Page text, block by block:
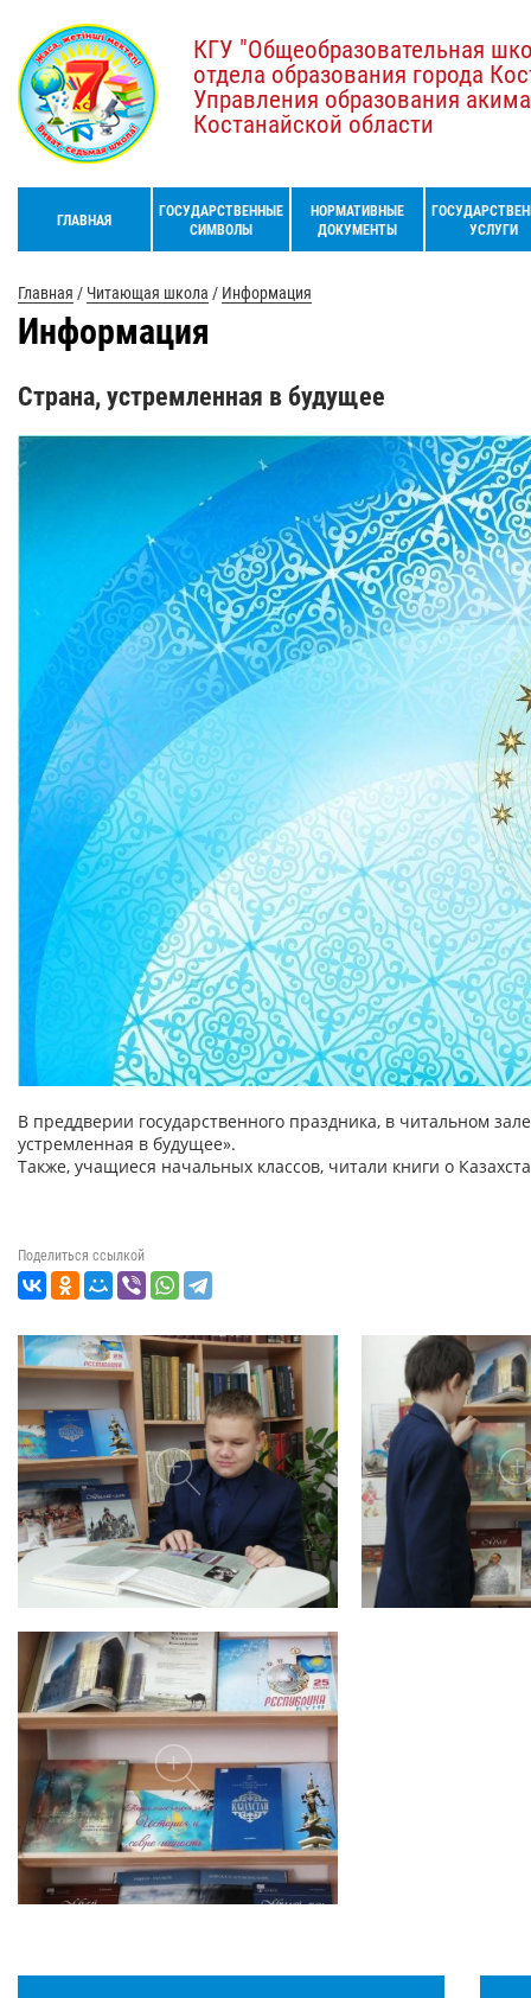
КГУ "Общеобразовательная
отдела образования города
Управления образования
Костанайской области
ГЛАВНАЯ
ГОСУДАРСТВЕННЫЕ
СИМВОЛЫ
НОРМАТИВНЫЕ
ДОКУМЕНТЫ
УСЛУГИ
Главная / Читающая школа / Информация
Информация
Страна, устремленная в будущее
В преддверии государственного праздника, в читальном
устремленная в будущее».
Также, учащиеся начальных классов, читали книги о
Поделиться ссылкой